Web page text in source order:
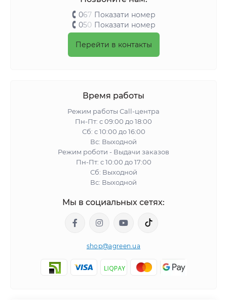
067 Показати номер
050 Показати номер
Перейти в контакты
Время работы
Режим работы Call-центра
Пн-Пт: с 09:00 до 18:00
Сб: с 10:00 до 16:00
Вс: Выходной
Режим роботи - Выдачи заказов
Пн-Пт: с 10:00 до 17:00
Сб: Выходной
Вс: Выходной
Мы в социальных сетях:
shop@agreen.ua